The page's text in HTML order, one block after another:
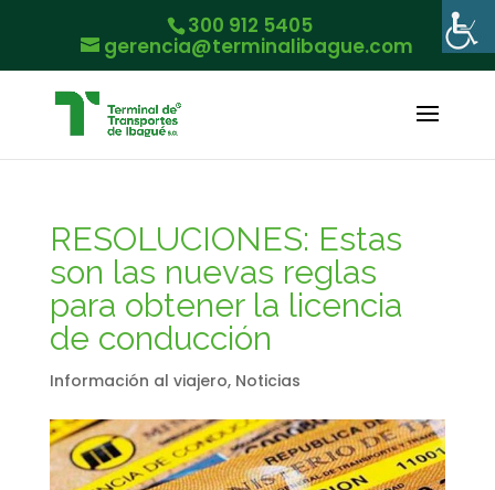
300 912 5405
gerencia@terminalibague.com
RESOLUCIONES: Estas
son las nuevas reglas
para obtener la licencia
de conducción
Información al viajero, Noticias